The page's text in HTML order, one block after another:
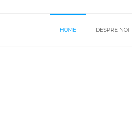
HOME DESPRE NOI